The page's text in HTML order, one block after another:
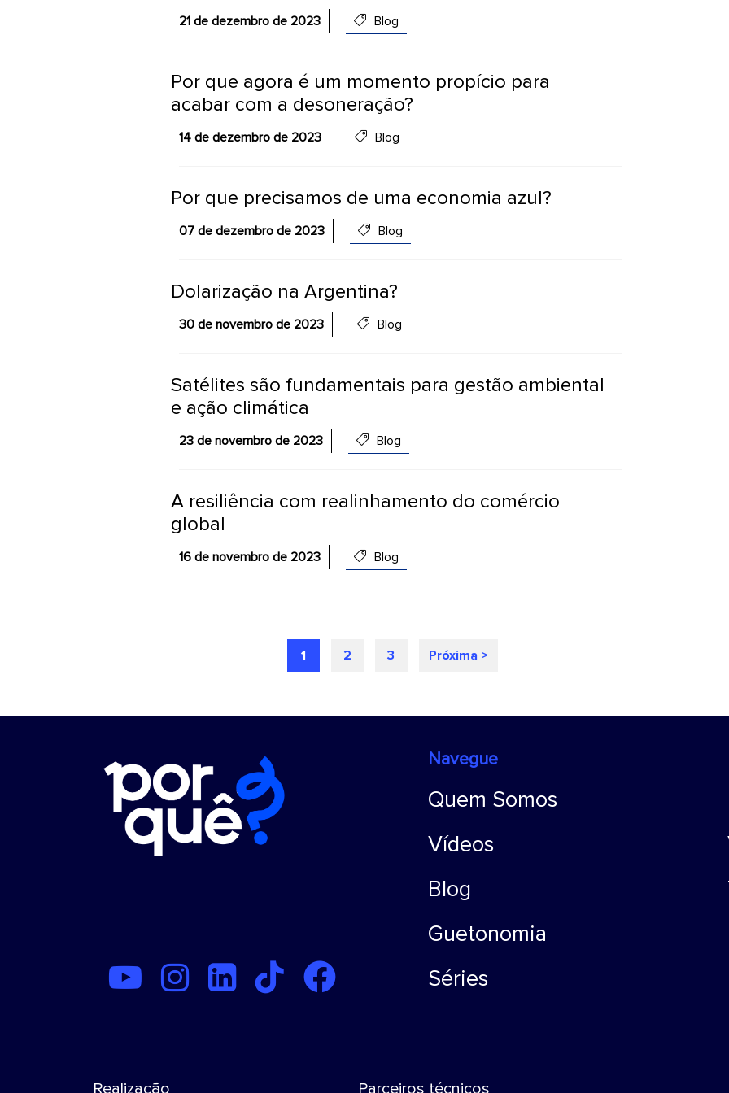
21 de dezembro de 2023 Blog
Por que agora é um momento propício para
acabar com a desoneração?
14 de dezembro de 2023 Blog
Por que precisamos de uma economia azul?
07 de dezembro de 2023 Blog
Dolarização na Argentina?
30 de novembro de 2023 Blog
Satélites são fundamentais para gestão ambiental
e ação climática
23 de novembro de 2023 Blog
A resiliência com realinhamento do comércio
global
16 de novembro de 2023 Blog
1 2 3 Próxima >
Navegue
Quem Somos
Vídeos
Blog
Guetonomia
Séries
Realização Parceiros técnicos